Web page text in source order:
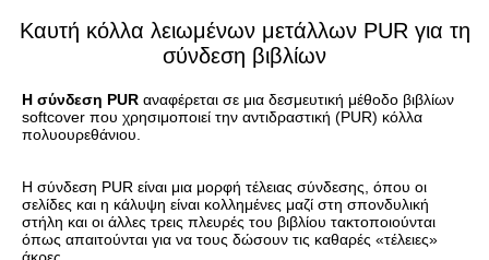
Καυτή κόλλα λειωμένων μετάλλων PUR για τη
σύνδεση βιβλίων
Η σύνδεση PUR αναφέρεται σε μια δεσμευτική μέθοδο βιβλίων
softcover που χρησιμοποιεί την αντιδραστική (PUR) κόλλα
πολυουρεθάνιου.
Η σύνδεση PUR είναι μια μορφή τέλειας σύνδεσης, όπου οι
σελίδες και η κάλυψη είναι κολλημένες μαζί στη σπονδυλική
στήλη και οι άλλες τρεις πλευρές του βιβλίου τακτοποιούνται
όπως απαιτούνται για να τους δώσουν τις καθαρές «τέλειες»
άκρες.